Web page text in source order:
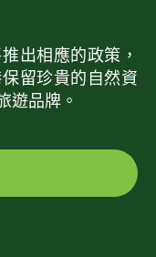
出相應的政策，
留珍貴的自然資
遊品牌。